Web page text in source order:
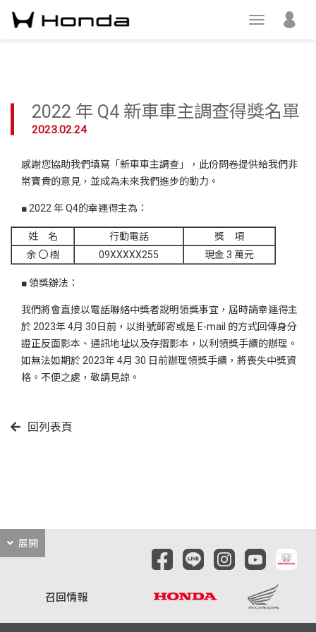
2022 年 Q4 新車車主調查得獎名單
2023.02.24
感謝您協助我們填寫「新車車主調查」，此份問卷提供給我們非
常寶貴的意見，並成為未來我們進步的動力。
■ 2022 年 Q4的幸運得主為：
姓 名 行動電話
獎 項
余 〇 樹
09XXXXX255 現金 3 萬元
■ 領獎辦法：
我們將會直接以電話聯絡中獎者說明領獎事宜，屆時請幸運得主
於 2023年 4月 30日前，以掛號郵寄或是 E-mail 的方式回傳身分
證正反面影本、通訊地址以及存摺影本，以利領獎手續的辦理。
如無法如期於 2023年 4月 30 日前辦理領獎手續，將喪失中獎資
格。不便之處，敬請見諒。
回列表頁
展開
召回情報